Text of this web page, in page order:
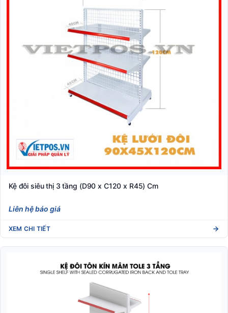
Kệ đôi siêu thị 3 tầng (D90 x C120 x R45) Cm
Liên hệ báo giá
XEM CHI TIẾT